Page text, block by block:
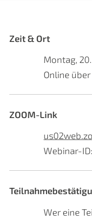
Zeit & Ort
Montag,
Online
ZOOM-Link
Webinar-
Wer eine